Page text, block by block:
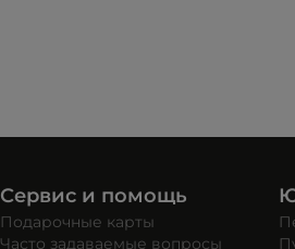
Сервис и помощь
Подарочные карты
Часто задаваемые вопросы